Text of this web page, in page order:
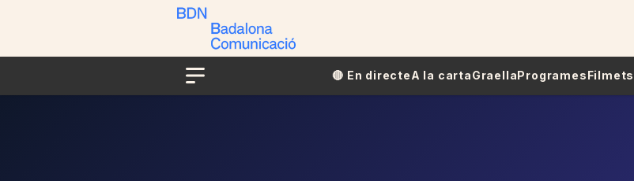
Menu
🔴​​ En directeA la cartaGraellaProgramesFilmets